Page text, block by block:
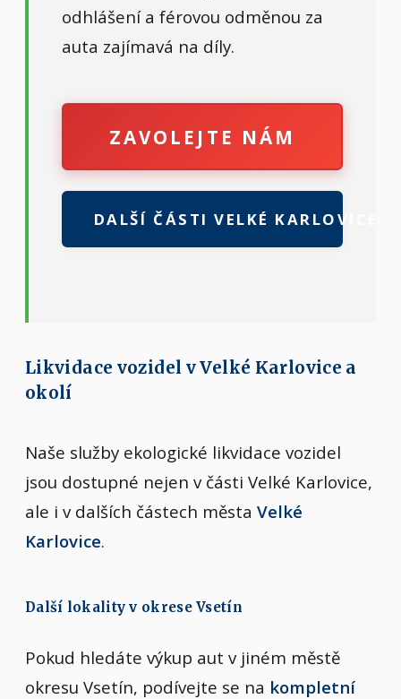
odhlášení a férovou odměnou za
auta zajímavá na díly.
ZAVOLEJTE NÁM
DALŠÍ ČÁSTI VELKÉ KARLOVICE
Likvidace vozidel v Velké Karlovice a
okolí
Naše služby ekologické likvidace vozidel
jsou dostupné nejen v části Velké Karlovice,
ale i v dalších částech města Velké
Karlovice.
Další lokality v okrese Vsetín
Pokud hledáte výkup aut v jiném městě
okresu Vsetín, podívejte se na kompletní